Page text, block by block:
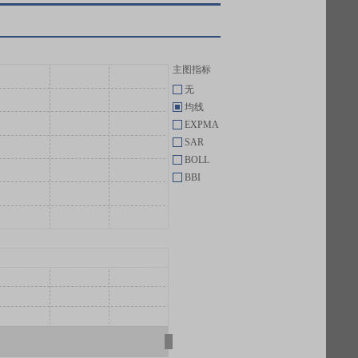
主图指标
无
均线
EXPMA
SAR
BOLL
BBI